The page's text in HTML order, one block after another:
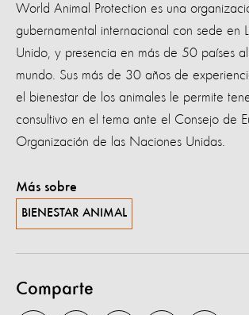
World Animal Protection es una
gubernamental internacional con sede en
Unido, y presencia en más de 50 países
mundo. Sus más de 30 años de
el bienestar de los animales le permite
consultivo en el tema ante el Consejo de
Organización de las Naciones Unidas.
Más sobre
BIENESTAR ANIMAL
Comparte